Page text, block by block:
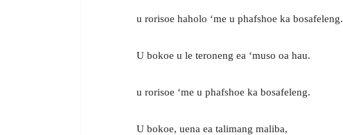
u rorisoe haholo ‘me u phafshoe ka bosafeleng.
U bokoe u le teroneng ea ‘muso oa hau.
u rorisoe ‘me u phafshoe ka bosafeleng.
U bokoe, uena ea talimang maliba,